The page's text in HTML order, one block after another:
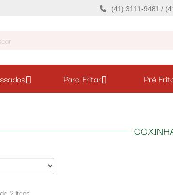
(41) 3111-9481 /
Para Fritar Pré
2 itens